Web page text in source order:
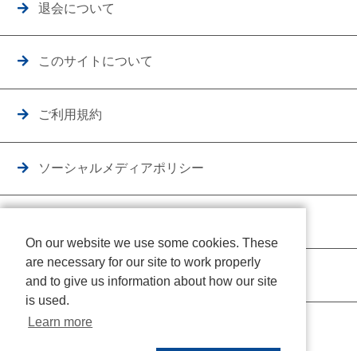
退会について
このサイトについて
ご利用規約
ソーシャルメディアポリシー
クッキーポリシー
On our website we use some cookies. These
are necessary for our site to work properly
and to give us information about how our site
is used.
Learn more